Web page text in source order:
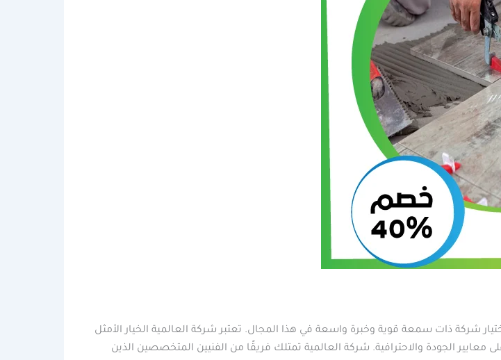
شركة ذات سمعة قوية وخبرة واسعة في هذا المجال. تعتبر شركة العالمية الخيار الأمثل
الجودة والاحترافية. شركة العالمية تمتلك فريقًا من الفنيين المتخصصين الذين